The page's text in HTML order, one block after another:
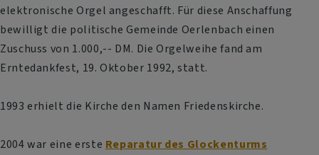
elektronische Orgel angeschafft. Für diese Anschaffung
bewilligt die politische Gemeinde Oerlenbach einen
Zuschuss von 1.000,-- DM. Die Orgelweihe fand am
Erntedankfest, 19. Oktober 1992, statt.
1993 erhielt die Kirche den Namen Friedenskirche.
2004 war eine erste Reparatur des Glockenturms